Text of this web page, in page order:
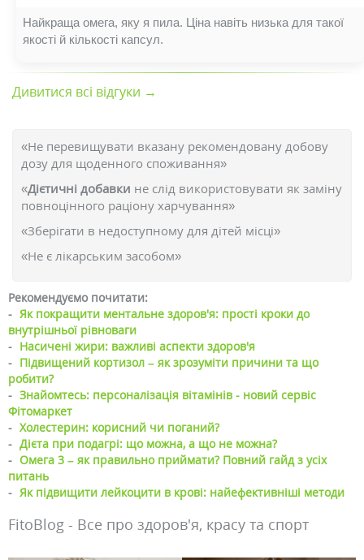
Найкраща омега, яку я пила. Ціна навіть низька для такої
якості й кількості капсул.
Дивитися всі відгуки →
«Не перевищувати вказану рекомендовану добову
дозу для щоденного споживання»
«Дієтичні добавки не слід використовувати як заміну
повноцінного раціону харчування»
«Зберігати в недоступному для дітей місці»
«Не є лікарським засобом»
Рекомендуємо почитати:
- Як покращити ментальне здоров'я: прості кроки до
внутрішньої рівноваги
- Насичені жири: важливі аспекти здоров'я
- Підвищений кортизол – як зрозуміти причини та що
робити?
- Знайомтесь: персоналізація вітамінів - новий сервіс
Фітомаркет
- Холестерин: корисний чи поганий?
- Дієта при подагрі: що можна, а що не можна?
- Омега 3 – як правильно приймати? Повний гайд з усіх
питань
- Як підвищити лейкоцити в крові: найефективніші методи
FitoBlog - Все про здоров'я, красу та спорт